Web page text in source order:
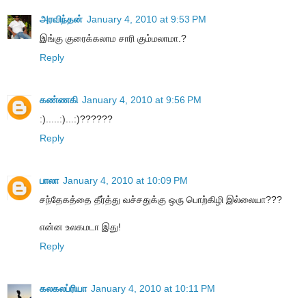
அரவிந்தன் January 4, 2010 at 9:53 PM
இங்கு குரைக்கலாம சாரி கும்மலாமா.?
Reply
கண்ணகி January 4, 2010 at 9:56 PM
:).....:)...:)??????
Reply
பாலா January 4, 2010 at 10:09 PM
சந்தேகத்தை தீர்த்து வச்சதுக்கு ஒரு பொற்கிழி இல்லையா???
என்ன உலகமடா இது!
Reply
கலகலப்ரியா January 4, 2010 at 10:11 PM